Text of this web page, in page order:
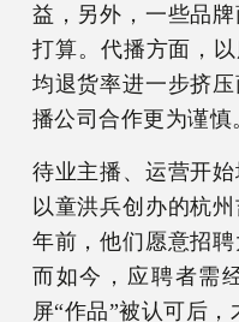
益，另外，一些品
打算。代播方面，
均退货率进一步挤
播公司合作更为谨慎
待业主播、运营开始
以童洪兵创办的杭
年前，他们愿意招
而如今，应聘者需
屏“作品”被认可后，